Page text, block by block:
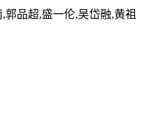
品超,盛一伦,吴岱融,黄祖